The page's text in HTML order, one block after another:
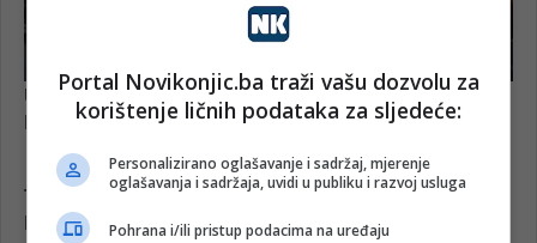
Portal Novikonjic.ba traži vašu dozvolu za
korištenje ličnih podataka za sljedeće:
Personalizirano oglašavanje i sadržaj, mjerenje
oglašavanja i sadržaja, uvidi u publiku i razvoj usluga
Pohrana i/ili pristup podacima na uređaju